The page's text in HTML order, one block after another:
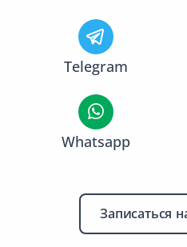
Telegram
Whatsapp
Записаться